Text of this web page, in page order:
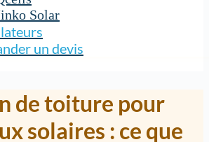
Solar
un devis
de toiture pour
solaires : ce que